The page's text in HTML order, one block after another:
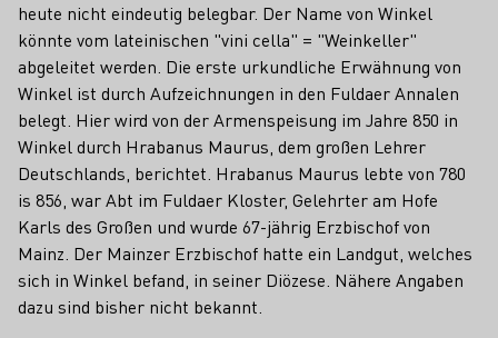
heute nicht eindeutig belegbar. Der Name von Winkel
könnte vom lateinischen "vini cella" = "Weinkeller"
abgeleitet werden. Die erste urkundliche Erwähnung von
Winkel ist durch Aufzeichnungen in den Fuldaer Annalen
belegt. Hier wird von der Armenspeisung im Jahre 850 in
Winkel durch Hrabanus Maurus, dem großen Lehrer
Deutschlands, berichtet. Hrabanus Maurus lebte von 780
is 856, war Abt im Fuldaer Kloster, Gelehrter am Hofe
Karls des Großen und wurde 67-jährig Erzbischof von
Mainz. Der Mainzer Erzbischof hatte ein Landgut, welches
sich in Winkel befand, in seiner Diözese. Nähere Angaben
dazu sind bisher nicht bekannt.